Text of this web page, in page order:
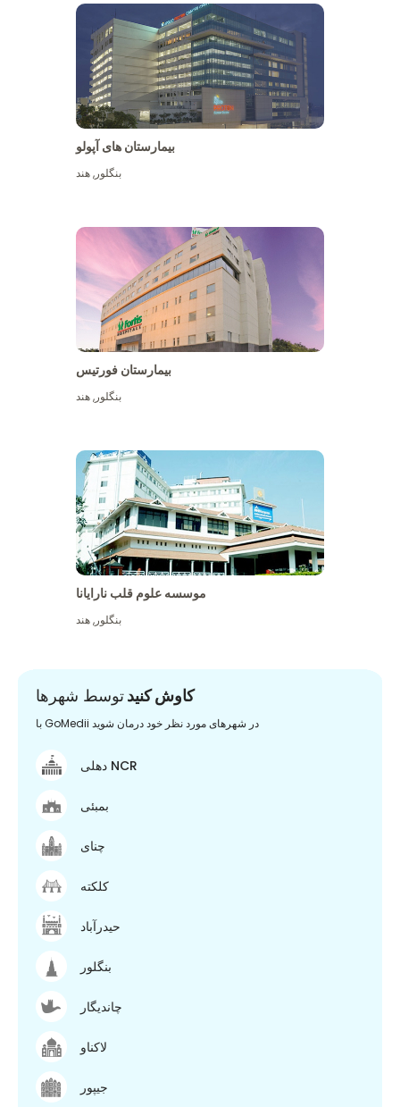
بیمارستان های آپولو
بنگلور,هند
بیمارستان فورتیس
بنگلور,هند
موسسه علوم قلب نارایانا
بنگلور,هند
کاوش کنیدتوسط شهرها
با GoMedii در شهرهای مورد نظر خود درمان شوید
دهلی NCR
بمبئی
چنای
کلکته
حیدرآباد
بنگلور
چاندیگار
لاکناو
جیپور